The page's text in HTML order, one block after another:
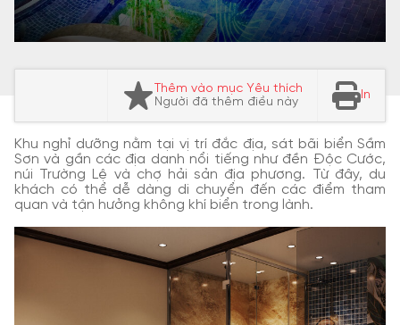
Thêm vào mục Yêu thích
Người đã thêm điều này
In
Khu nghỉ dưỡng nằm tại vị trí đắc địa, sát bãi biển Sầm
Sơn và gần các địa danh nổi tiếng như đền Độc Cước,
núi Trường Lệ và chợ hải sản địa phương. Từ đây, du
khách có thể dễ dàng di chuyển đến các điểm tham
quan và tận hưởng không khí biển trong lành.